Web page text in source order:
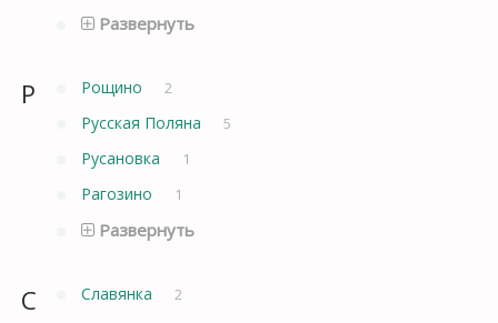
Развернуть
Р Рощино 2
Русская Поляна 5
Русановка 1
Рагозино 1
Развернуть
С Славянка 2